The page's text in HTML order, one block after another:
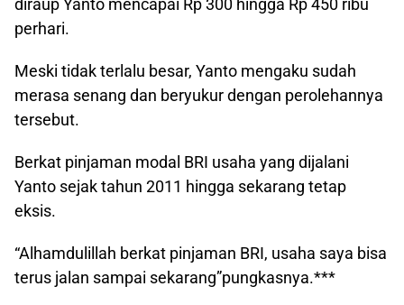
diraup Yanto mencapai Rp 300 hingga Rp 450 ribu
perhari.
Meski tidak terlalu besar, Yanto mengaku sudah
merasa senang dan beryukur dengan perolehannya
tersebut.
Berkat pinjaman modal BRI usaha yang dijalani
Yanto sejak tahun 2011 hingga sekarang tetap
eksis.
“Alhamdulillah berkat pinjaman BRI, usaha saya bisa
terus jalan sampai sekarang”pungkasnya.***